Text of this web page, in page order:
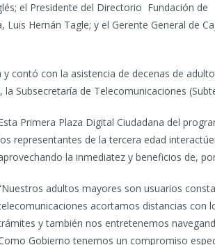
el Presidente del Directorio Fundación de
Hernán Tagle; y el Gerente General de
contó con la asistencia de decenas de
Subsecretaría de Telecomunicaciones
Primera Plaza Digital Ciudadana del
representantes de la tercera edad
la inmediatez y beneficios de,
adultos mayores son usuarios
acortamos distancias con
y también nos entretenemos
Gobierno tenemos un compromiso